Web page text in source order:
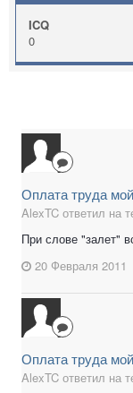
ICQ
0
Оплата труда
AlexTC ответил на
При слове "залет"
20 Февраля 2011
Оплата труда
AlexTC ответил на